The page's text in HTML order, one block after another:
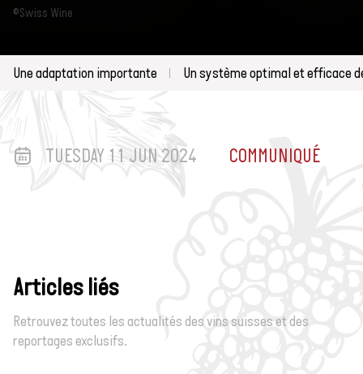
©Swiss Wine
Une adaptation importante Un système optimal et efficace
TUESDAY 11 JUN 2024 COMMUNIQUÉ
Articles liés
Retrouvez toutes les actualités des vins suisses et des
reportages exclusifs.